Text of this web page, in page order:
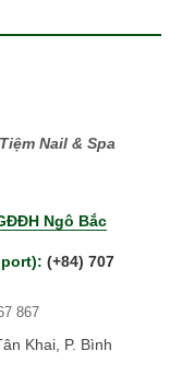
Nail & Spa
Ngô Bắc
(+84) 707
867
Khai, P. Bình